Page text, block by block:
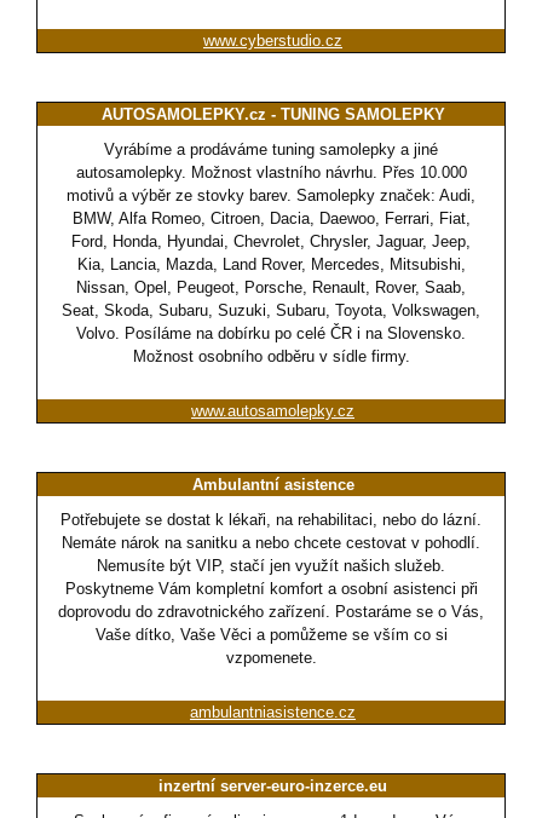
www.cyberstudio.cz
AUTOSAMOLEPKY.cz - TUNING SAMOLEPKY
Vyrábíme a prodáváme tuning samolepky a jiné
autosamolepky. Možnost vlastního návrhu. Přes 10.000
motivů a výběr ze stovky barev. Samolepky značek: Audi,
BMW, Alfa Romeo, Citroen, Dacia, Daewoo, Ferrari, Fiat,
Ford, Honda, Hyundai, Chevrolet, Chrysler, Jaguar, Jeep,
Kia, Lancia, Mazda, Land Rover, Mercedes, Mitsubishi,
Nissan, Opel, Peugeot, Porsche, Renault, Rover, Saab,
Seat, Skoda, Subaru, Suzuki, Subaru, Toyota, Volkswagen,
Volvo. Posíláme na dobírku po celé ČR i na Slovensko.
Možnost osobního odběru v sídle firmy.
www.autosamolepky.cz
Ambulantní asistence
Potřebujete se dostat k lékaři, na rehabilitaci, nebo do lázní.
Nemáte nárok na sanitku a nebo chcete cestovat v pohodlí.
Nemusíte být VIP, stačí jen využít našich služeb.
Poskytneme Vám kompletní komfort a osobní asistenci při
doprovodu do zdravotnického zařízení. Postaráme se o Vás,
Vaše dítko, Vaše Věci a pomůžeme se vším co si
vzpomenete.
ambulantniasistence.cz
inzertní server-euro-inzerce.eu